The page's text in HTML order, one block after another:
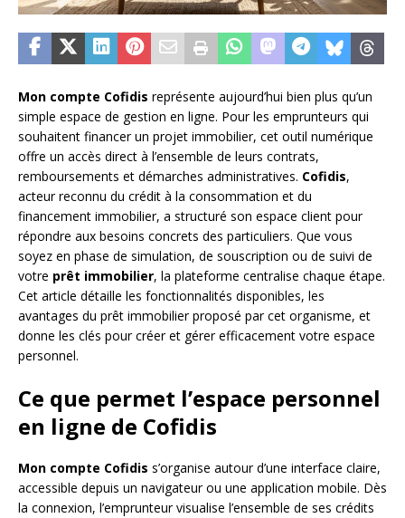
Mon compte Cofidis représente aujourd’hui bien plus qu’un
simple espace de gestion en ligne. Pour les emprunteurs qui
souhaitent financer un projet immobilier, cet outil numérique
offre un accès direct à l’ensemble de leurs contrats,
remboursements et démarches administratives. Cofidis,
acteur reconnu du crédit à la consommation et du
financement immobilier, a structuré son espace client pour
répondre aux besoins concrets des particuliers. Que vous
soyez en phase de simulation, de souscription ou de suivi de
votre prêt immobilier, la plateforme centralise chaque étape.
Cet article détaille les fonctionnalités disponibles, les
avantages du prêt immobilier proposé par cet organisme, et
donne les clés pour créer et gérer efficacement votre espace
personnel.
Ce que permet l’espace personnel
en ligne de Cofidis
Mon compte Cofidis s’organise autour d’une interface claire,
accessible depuis un navigateur ou une application mobile. Dès
la connexion, l’emprunteur visualise l’ensemble de ses crédits